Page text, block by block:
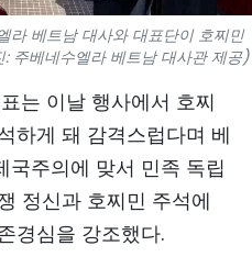
픽
리
베트남 대사와 대표단이 호찌민
주베네수엘라 베트남 대사관 제공)
는 이날 행사에서 호찌
하게 돼 감격스럽다며 베
국주의에 맞서 민족 독립
정신과 호찌민 주석에
경심을 강조했다.